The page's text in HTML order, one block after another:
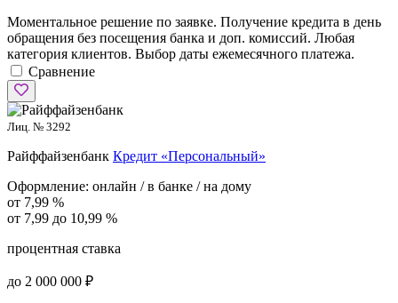
Моментальное решение по заявке. Получение кредита в день
обращения без посещения банка и доп. комиссий. Любая
категория клиентов. Выбор даты ежемесячного платежа.
Сравнение
Лиц. № 3292
Райффайзенбанк Кредит «Персональный»
Оформление: онлайн / в банке / на дому
от 7,99 %
от 7,99 до 10,99 %
процентная ставка
до 2 000 000 ₽